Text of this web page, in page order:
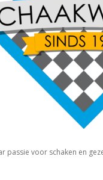
passie voor schaken en